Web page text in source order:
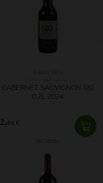
CABERNET SAUVIGNON 120
0,2L 2024
2,61 €
SKLADOM